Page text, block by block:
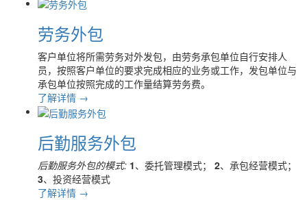
劳务外包
客户单位将所需劳务对外发包，由劳务承包单位自行安排人
员，按照客户单位的要求完成相应的业务或工作，发包单位与
承包单位按照完成的工作量结算劳务费。
了解详情 →
后勤服务外包
后勤服务外包的模式: 1、委托管理模式； 2、承包经营模式；
3、投资经营模式
了解详情 →